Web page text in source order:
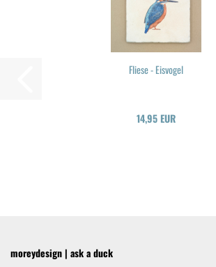
Flie­se - Eis­vo­gel
14,95 EUR
moreydesign | ask a duck